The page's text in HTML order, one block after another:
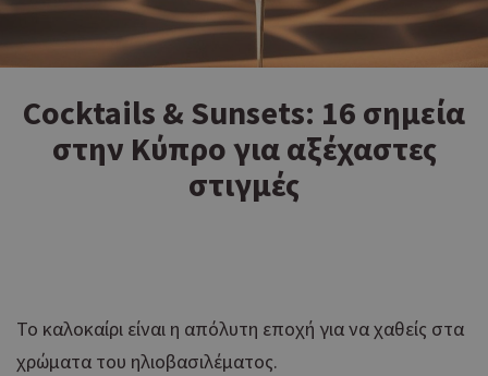
STORIES
Cocktails & Sunsets: 16 σημεία
στην Κύπρο για αξέχαστες
στιγμές
Το καλοκαίρι είναι η απόλυτη εποχή για να χαθείς στα
χρώματα του ηλιοβασιλέματος.